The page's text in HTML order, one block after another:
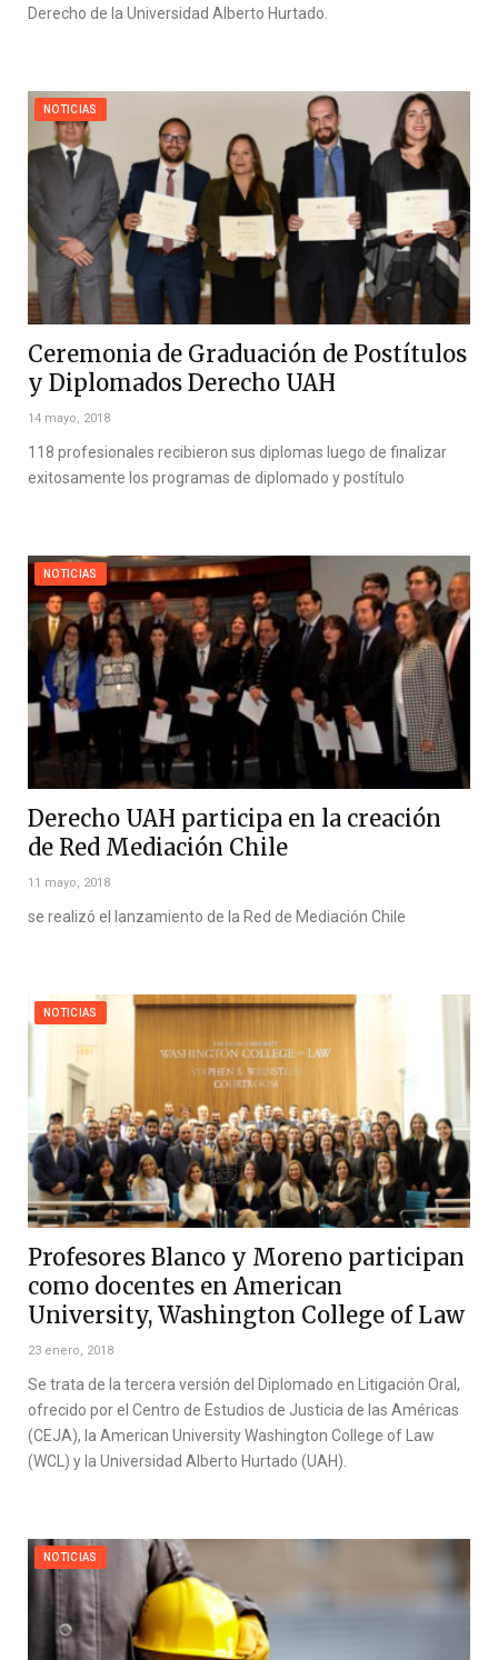
Derecho de la Universidad Alberto Hurtado.
NOTICIAS
Ceremonia de Graduación de Postítulos
y Diplomados Derecho UAH
14 mayo, 2018
118 profesionales recibieron sus diplomas luego de finalizar
exitosamente los programas de diplomado y postítulo
NOTICIAS
Derecho UAH participa en la creación
de Red Mediación Chile
11 mayo, 2018
se realizó el lanzamiento de la Red de Mediación Chile
NOTICIAS
Profesores Blanco y Moreno participan
como docentes en American
University, Washington College of Law
23 enero, 2018
Se trata de la tercera versión del Diplomado en Litigación Oral,
ofrecido por el Centro de Estudios de Justicia de las Américas
(CEJA), la American University Washington College of Law
(WCL) y la Universidad Alberto Hurtado (UAH).
NOTICIAS